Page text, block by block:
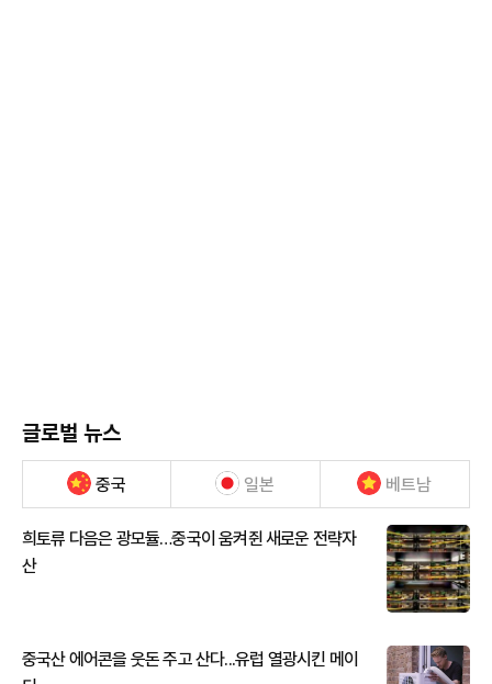
글로벌 뉴스
중국 일본 베트남
희토류 다음은 광모듈…중국이 움켜쥔 새로운 전략자
산
중국산 에어콘을 웃돈 주고 산다...유럽 열광시킨 메이